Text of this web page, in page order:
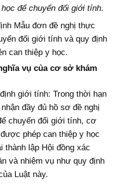
để chuyển đổi giới tính.
Mẫu đơn đề nghị thực
đổi giới tính và quy định
can thiệp y học.
vụ của cơ sở khám
giới tính: Trong thời hạn
đầy đủ hồ sơ đề nghị
chuyển đổi giới tính, cơ
phép can thiệp y học
thành lập Hội đồng xác
và nhiệm vụ như quy định
Luật này.